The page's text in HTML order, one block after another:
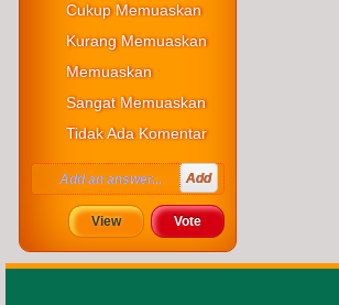
Cukup Memuaskan
Kurang Memuaskan
Memuaskan
Sangat Memuaskan
Tidak Ada Komentar